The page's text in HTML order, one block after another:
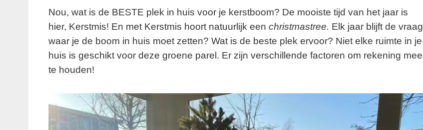
Nou, wat is de BESTE plek in huis voor je kerstboom? De mooiste tijd van het jaar is
hier, Kerstmis! En met Kerstmis hoort natuurlijk een christmastree. Elk jaar blijft de vraag
waar je de boom in huis moet zetten? Wat is de beste plek ervoor? Niet elke ruimte in je
huis is geschikt voor deze groene parel. Er zijn verschillende factoren om rekening mee
te houden!